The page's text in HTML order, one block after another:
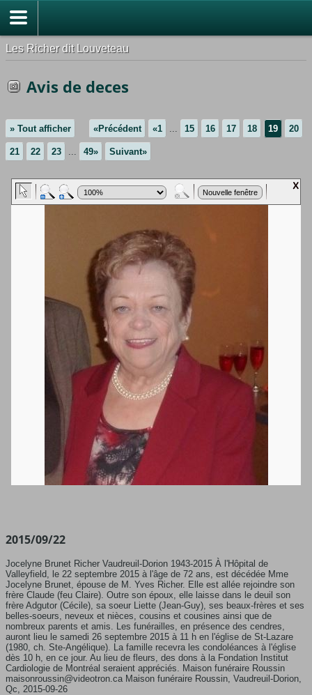
Les Richer dit Louveteau
Avis de deces
» Tout afficher «Précédent «1 ... 15 16 17 18 19 20
21 22 23 ... 49» Suivant»
2015/09/22
Jocelyne Brunet Richer Vaudreuil-Dorion 1943-2015 À l'Hôpital de
Valleyfield, le 22 septembre 2015 à l'âge de 72 ans, est décédée Mme
Jocelyne Brunet, épouse de M. Yves Richer. Elle est allée rejoindre son
frère Claude (feu Claire). Outre son époux, elle laisse dans le deuil son
frère Adgutor (Cécile), sa soeur Liette (Jean-Guy), ses beaux-frères et ses
belles-soeurs, neveux et nièces, cousins et cousines ainsi que de
nombreux parents et amis. Les funérailles, en présence des cendres,
auront lieu le samedi 26 septembre 2015 à 11 h en l'église de St-Lazare
(1980, ch. Ste-Angélique). La famille recevra les condoléances à l'église
dès 10 h, en ce jour. Au lieu de fleurs, des dons à la Fondation Institut
Cardiologie de Montréal seraient appréciés. Maison funéraire Roussin
maisonroussin@videotron.ca Maison funéraire Roussin, Vaudreuil-Dorion,
Qc, 2015-09-26